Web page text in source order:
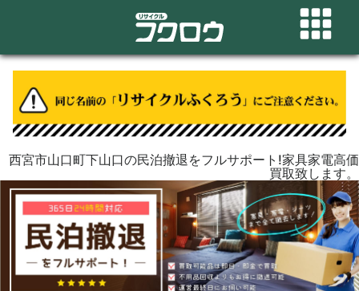
西宮市山口町下山口の民泊撤退をフルサポート!家具家電高価
買取致します。